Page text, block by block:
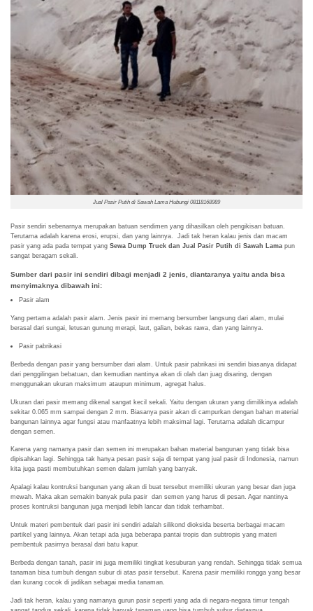
Jual Pasir Putih di Sawah Lama Hubungi 08118168989
Pasir sendiri sebenarnya merupakan batuan sendimen yang dihasilkan oleh pengikisan batuan.
Terutama adalah karena erosi, erupsi, dan yang lainnya. Jadi tak heran kalau jenis dan macam
pasir yang ada pada tempat yang Sewa Dump Truck dan Jual Pasir Putih di Sawah Lama pun
sangat beragam sekali.
Sumber dari pasir ini sendiri dibagi menjadi 2 jenis, diantaranya yaitu anda bisa
menyimaknya dibawah ini:
Pasir alam
Yang pertama adalah pasir alam. Jenis pasir ini memang bersumber langsung dari alam, mulai
berasal dari sungai, letusan gunung merapi, laut, galian, bekas rawa, dan yang lainnya.
Pasir pabrikasi
Berbeda dengan pasir yang bersumber dari alam. Untuk pasir pabrikasi ini sendiri biasanya didapat
dari penggilingan bebatuan, dan kemudian nantinya akan di olah dan juag disaring, dengan
menggunakan ukuran maksimum ataupun minimum, agregat halus.
Ukuran dari pasir memang dikenal sangat kecil sekali. Yaitu dengan ukuran yang dimilikinya adalah
sekitar 0.065 mm sampai dengan 2 mm. Biasanya pasir akan di campurkan dengan bahan material
bangunan lainnya agar fungsi atau manfaatnya lebih maksimal lagi. Terutama adalah dicampur
dengan semen.
Karena yang namanya pasir dan semen ini merupakan bahan material bangunan yang tidak bisa
dipisahkan lagi. Sehingga tak hanya pesan pasir saja di tempat yang jual pasir di Indonesia, namun
kita juga pasti membutuhkan semen dalam jumlah yang banyak.
Apalagi kalau kontruksi bangunan yang akan di buat tersebut memiliki ukuran yang besar dan juga
mewah. Maka akan semakin banyak pula pasir dan semen yang harus di pesan. Agar nantinya
proses kontruksi bangunan juga menjadi lebih lancar dan tidak terhambat.
Untuk materi pembentuk dari pasir ini sendiri adalah silikond dioksida beserta berbagai macam
partikel yang lainnya. Akan tetapi ada juga beberapa pantai tropis dan subtropis yang materi
pembentuk pasirnya berasal dari batu kapur.
Berbeda dengan tanah, pasir ini juga memiliki tingkat kesuburan yang rendah. Sehingga tidak semua
tanaman bisa tumbuh dengan subur di atas pasir tersebut. Karena pasir memiliki rongga yang besar
dan kurang cocok di jadikan sebagai media tanaman.
Jadi tak heran, kalau yang namanya gurun pasir seperti yang ada di negara-negara timur tengah